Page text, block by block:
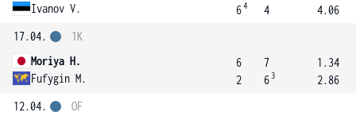
Ivanov V.
64
4
4.06
17.04.
Moriya H.
Fufygin M.
1K
6
2
7
6 3
1.34
2.86
12.04.
OF